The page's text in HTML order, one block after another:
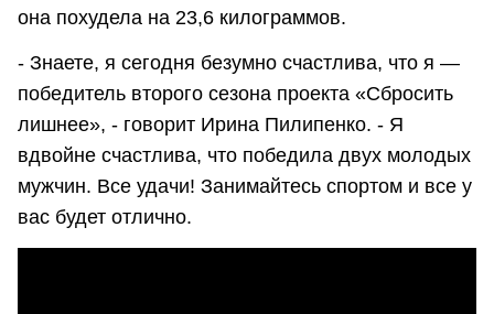
она похудела на 23,6 килограммов.
- Знаете, я сегодня безумно счастлива, что я —
победитель второго сезона проекта «Сбросить
лишнее», - говорит Ирина Пилипенко. - Я
вдвойне счастлива, что победила двух молодых
мужчин. Все удачи! Занимайтесь спортом и все у
вас будет отлично.